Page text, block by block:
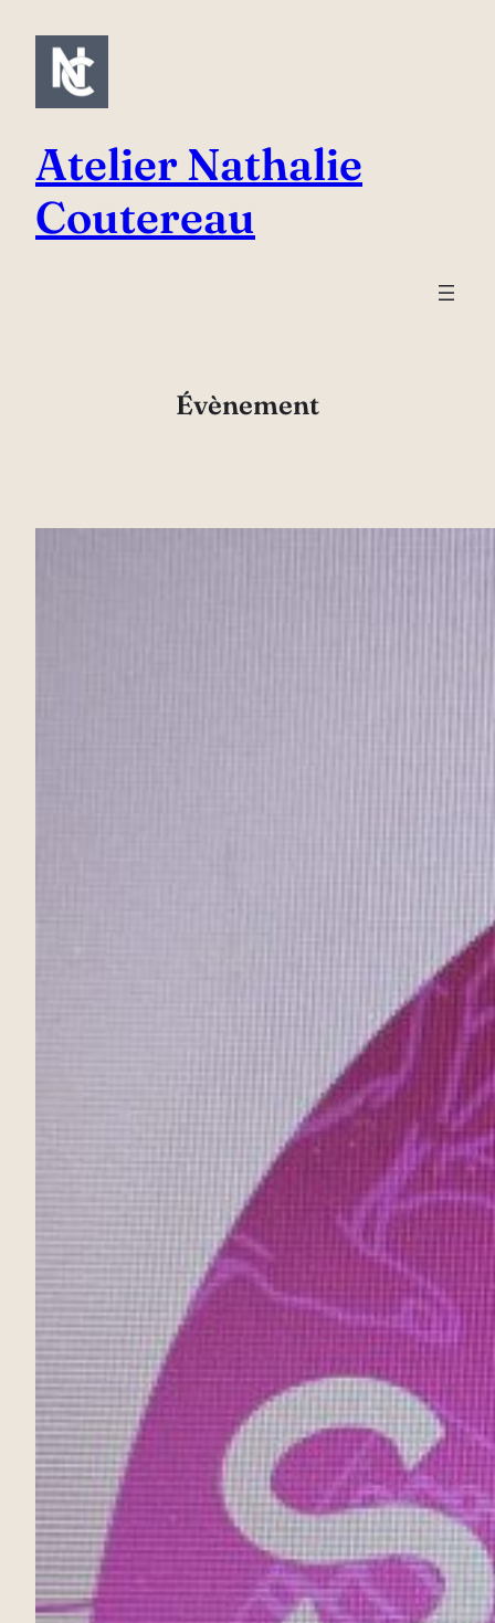
contenu
Atelier Nathalie
Coutereau
Évènement